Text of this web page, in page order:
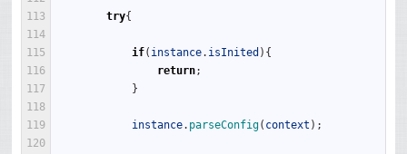
113
114
115
116
117
118
119
120
try{
if( instance. isInited ) {
return;
}
instance. parseConfig( context ) ;